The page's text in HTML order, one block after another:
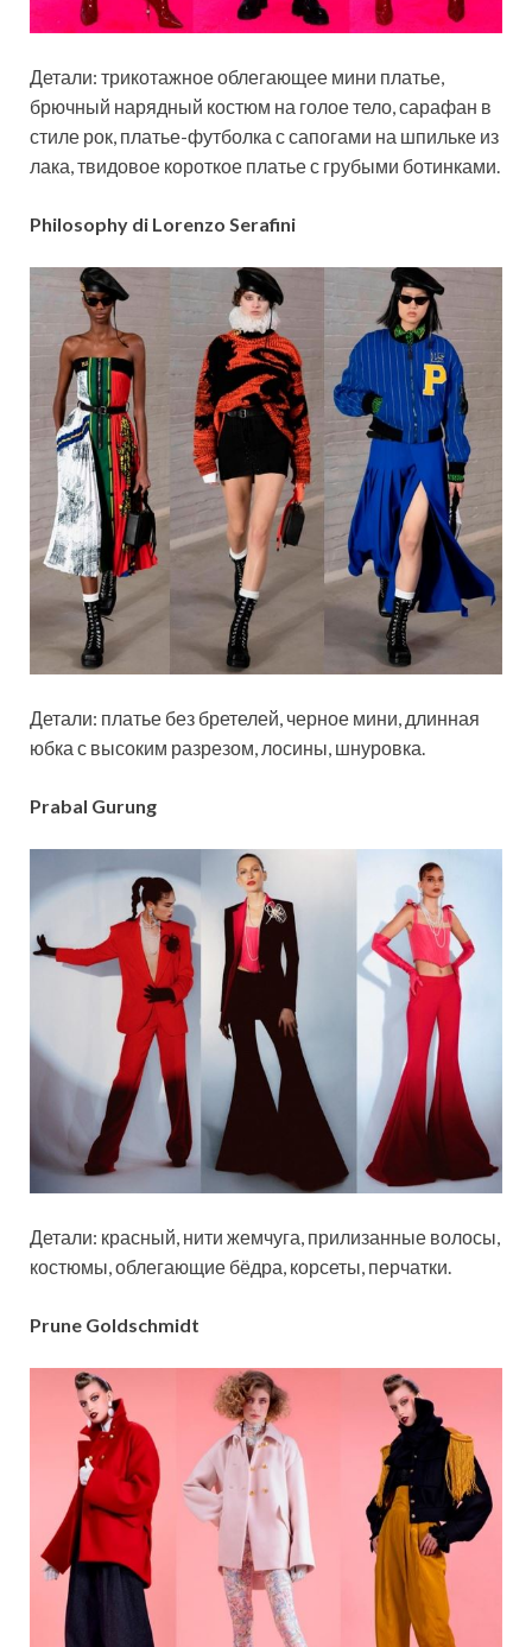
Детали: трикотажное облегающее мини платье,
брючный нарядный костюм на голое тело, сарафан в
стиле рок, платье-футболка с сапогами на шпильке из
лака, твидовое короткое платье с грубыми ботинками.
Philosophy di Lorenzo Serafini
Детали: платье без бретелей, черное мини, длинная
юбка с высоким разрезом, лосины, шнуровка.
Prabal Gurung
Детали: красный, нити жемчуга, прилизанные волосы,
костюмы, облегающие бёдра, корсеты, перчатки.
Prune Goldschmidt